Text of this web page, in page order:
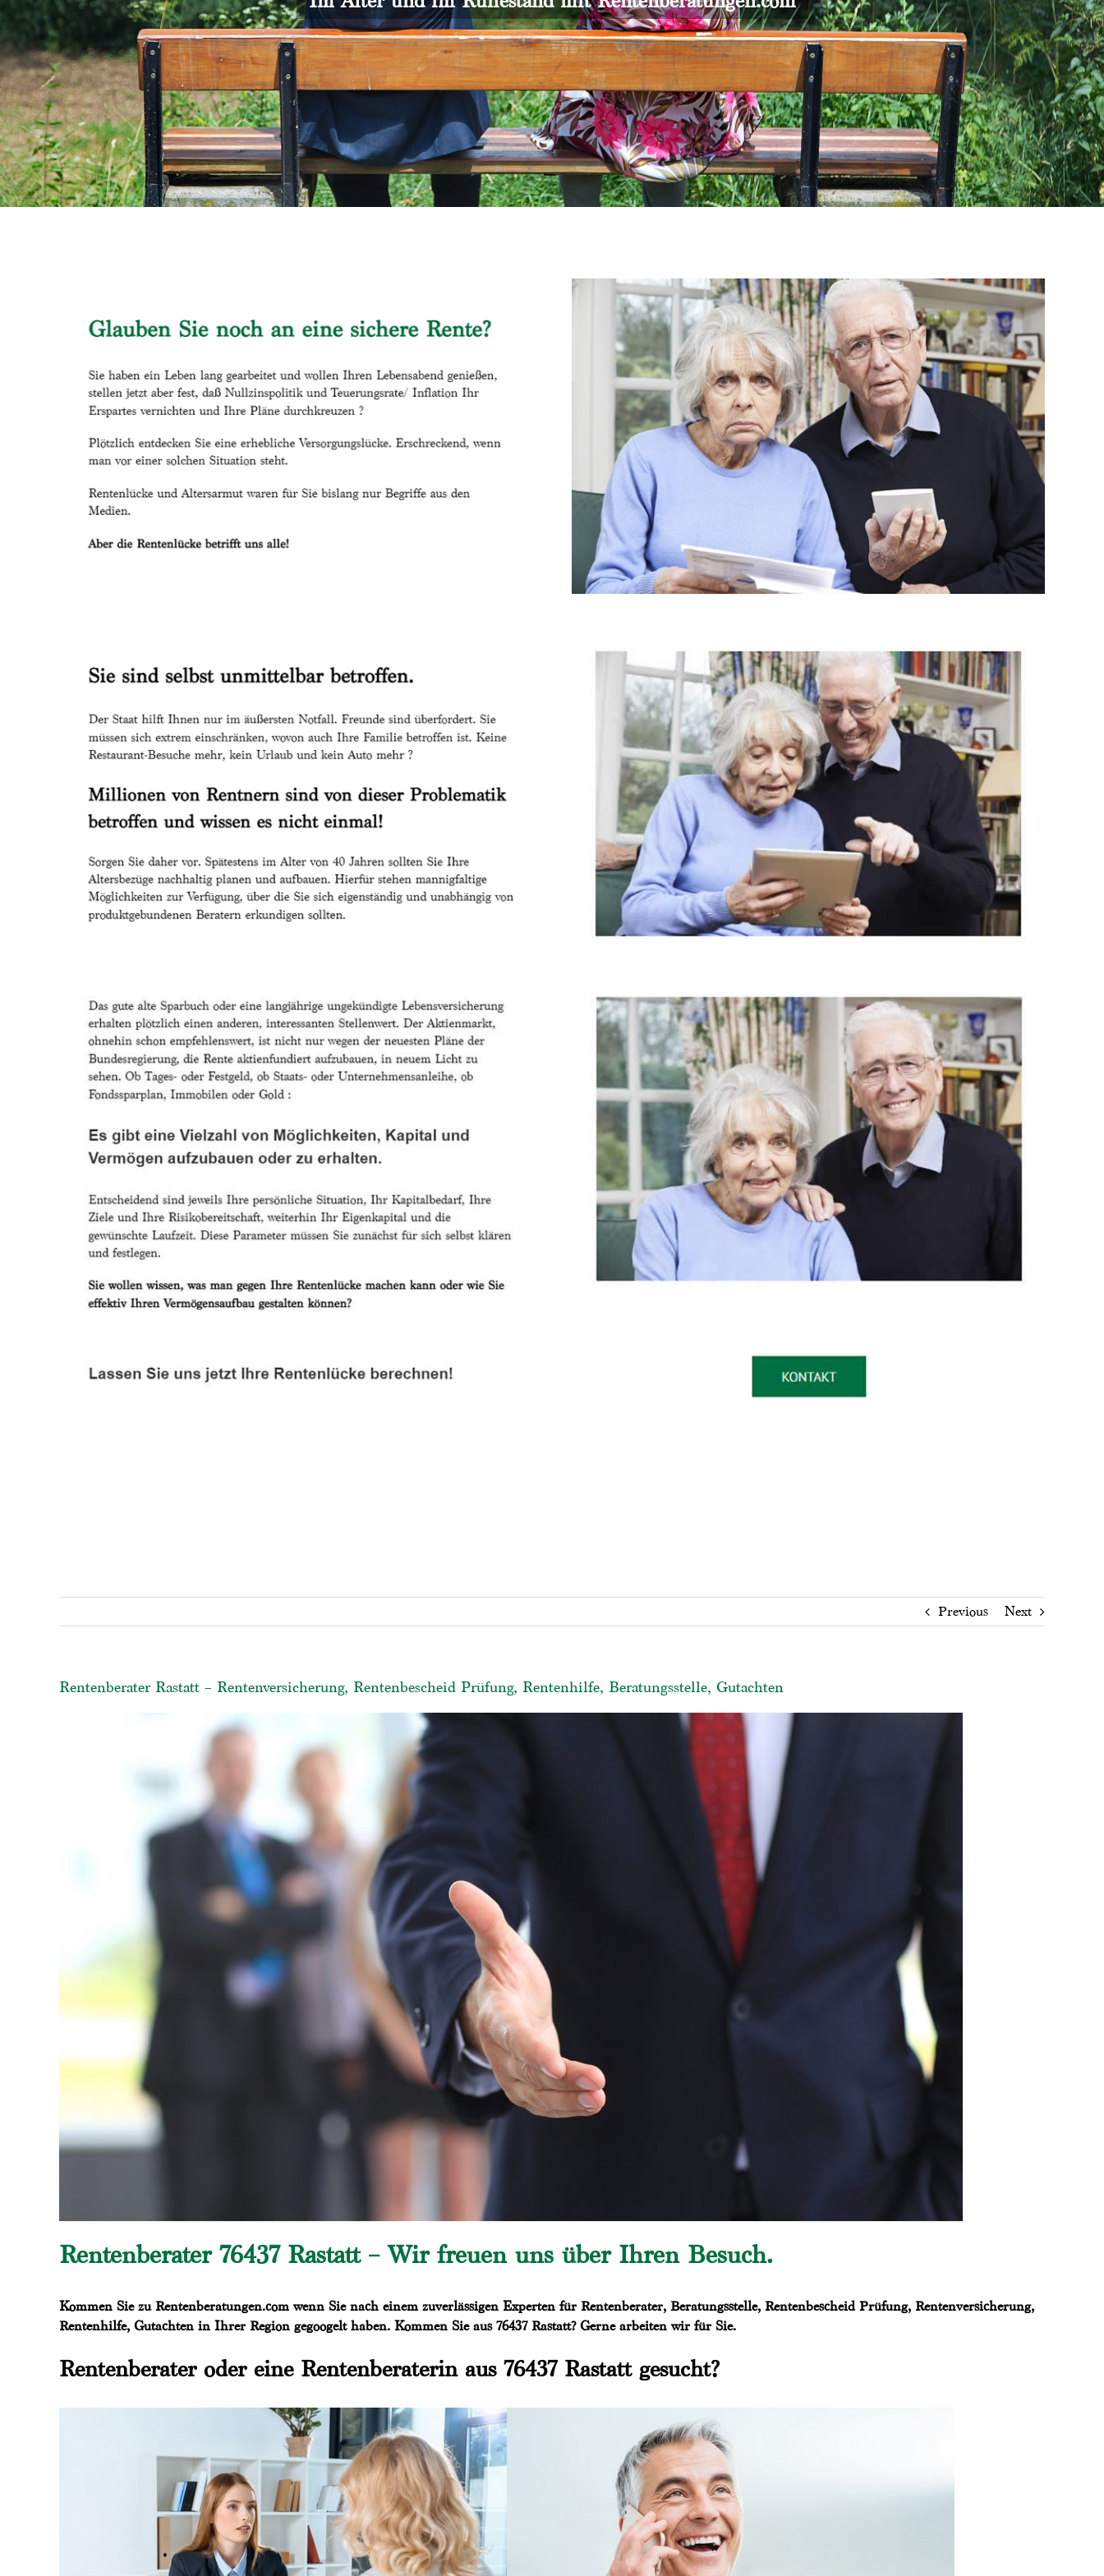
Previous Next
Rentenberater Rastatt – Rentenversicherung, Rentenbescheid Prüfung, Rentenhilfe, Beratungsstelle, Gutachten
Rentenberater 76437 Rastatt – Wir freuen uns über Ihren Besuch.
Kommen Sie zu Rentenberatungen.com wenn Sie nach einem zuverlässigen Experten für Rentenberater, Beratungsstelle, Rentenbescheid Prüfung, Rentenversicherung,
Rentenhilfe, Gutachten in Ihrer Region gegoogelt haben. Kommen Sie aus 76437 Rastatt? Gerne arbeiten wir für Sie.
Rentenberater oder eine Rentenberaterin aus 76437 Rastatt gesucht?